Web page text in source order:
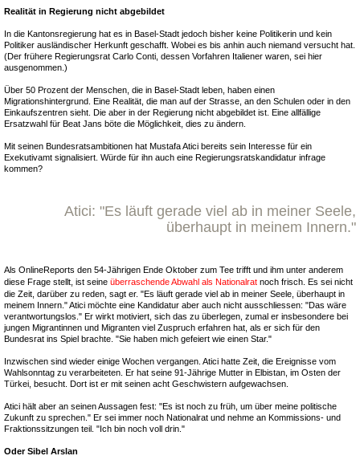
Realität in Regierung nicht abgebildet
In die Kantonsregierung hat es in Basel-Stadt jedoch bisher keine Politikerin und kein
Politiker ausländischer Herkunft geschafft. Wobei es bis anhin auch niemand versucht hat.
(Der frühere Regierungsrat Carlo Conti, dessen Vorfahren Italiener waren, sei hier
ausgenommen.)
Über 50 Prozent der Menschen, die in Basel-Stadt leben, haben einen
Migrationshintergrund. Eine Realität, die man auf der Strasse, an den Schulen oder in den
Einkaufszentren sieht. Die aber in der Regierung nicht abgebildet ist. Eine allfällige
Ersatzwahl für Beat Jans böte die Möglichkeit, dies zu ändern.
Mit seinen Bundesratsambitionen hat Mustafa Atici bereits sein Interesse für ein
Exekutivamt signalisiert. Würde für ihn auch eine Regierungsratskandidatur infrage
kommen?
Atici: "Es läuft gerade viel ab in meiner Seele,
überhaupt in meinem Innern."
Als OnlineReports den 54-Jährigen Ende Oktober zum Tee trifft und ihm unter anderem
diese Frage stellt, ist seine überraschende Abwahl als Nationalrat noch frisch. Es sei nicht
die Zeit, darüber zu reden, sagt er. "Es läuft gerade viel ab in meiner Seele, überhaupt in
meinem Innern." Atici möchte eine Kandidatur aber auch nicht ausschliessen: "Das wäre
verantwortungslos." Er wirkt motiviert, sich das zu überlegen, zumal er insbesondere bei
jungen Migrantinnen und Migranten viel Zuspruch erfahren hat, als er sich für den
Bundesrat ins Spiel brachte. "Sie haben mich gefeiert wie einen Star."
Inzwischen sind wieder einige Wochen vergangen. Atici hatte Zeit, die Ereignisse vom
Wahlsonntag zu verarbeiteten. Er hat seine 91-Jährige Mutter in Elbistan, im Osten der
Türkei, besucht. Dort ist er mit seinen acht Geschwistern aufgewachsen.
Atici hält aber an seinen Aussagen fest: "Es ist noch zu früh, um über meine politische
Zukunft zu sprechen." Er sei immer noch Nationalrat und nehme an Kommissions- und
Fraktionssitzungen teil. "Ich bin noch voll drin."
Oder Sibel Arslan